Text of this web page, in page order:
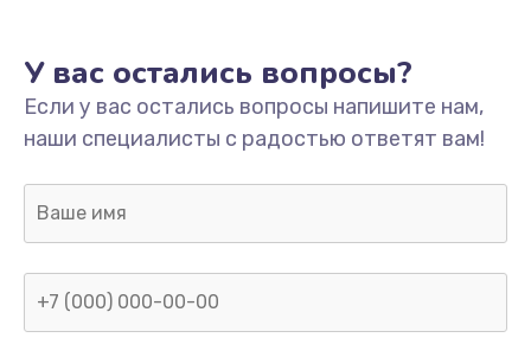
Замена счетчика воды
3000 руб.
Заказать
Ремонт платы управления
5000 руб.
Заказать
У вас остались вопросы?
Если у вас остались вопросы напишите нам,
наши специалисты с радостью ответят вам!